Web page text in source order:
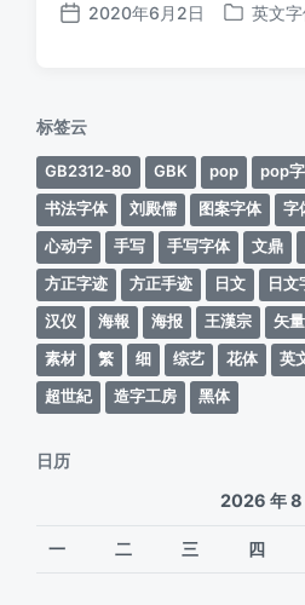
发
2020年6月2日
发
英文
标签云
GB2312-80 GBK pop pop
书法字体
刘殿儒 图案字体 字
心动字
手写 手写字体 文鼎
方正字迹
方正手迹 日文 日文
汉仪
海報 海报 王漢宗 矢量
素材
繁 细 综艺 花体 英
超世紀
造字工房 黑体
日历
2026 年 8
一 二 三 四